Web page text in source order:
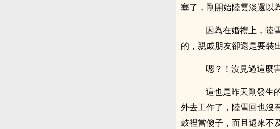
塞了，剛開始陸雲淡還以
因為在婚禮上，陸
的，親戚朋友卻還是要裝
嗯？！沒見過這麼
這也是昨天剛發生
外去工作了，陸雪回也沒
鼓裡當傻子，而且還來不